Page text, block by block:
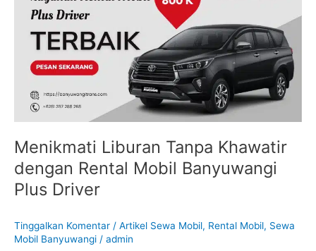
Menikmati Liburan Tanpa Khawatir
dengan Rental Mobil Banyuwangi
Plus Driver
Tinggalkan Komentar / Artikel Sewa Mobil, Rental Mobil, Sewa
Mobil Banyuwangi / admin
Khawatir
Banyuwangi
Driver